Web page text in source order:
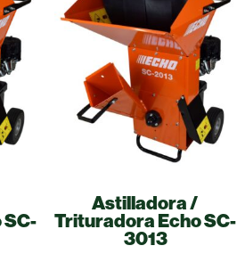
Astilladora /
Trituradora Echo SC-
3013